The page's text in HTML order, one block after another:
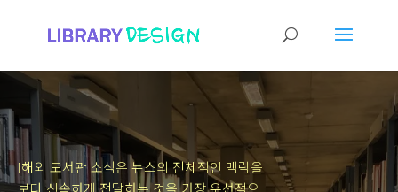
[해외 도서관 소식은 뉴스의 전체적인 맥락을